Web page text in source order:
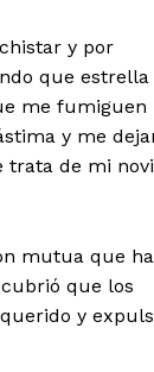
y por
que estrella
me fumiguen
y me
trata de mi
mutua que ha
que los
y